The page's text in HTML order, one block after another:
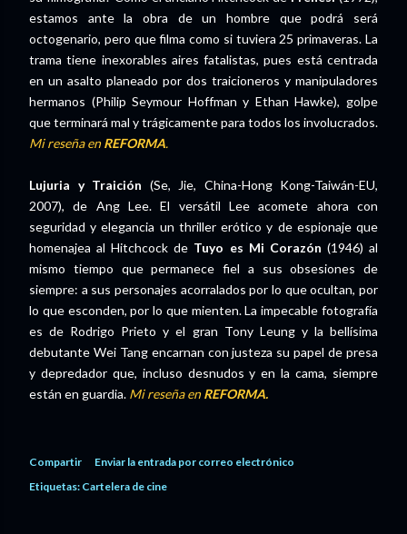
estamos ante la obra de un hombre que podrá será
octogenario, pero que filma como si tuviera 25 primaveras. La
trama tiene inexorables aires fatalistas, pues está centrada
en un asalto planeado por dos traicioneros y manipuladores
hermanos (Philip Seymour Hoffman y Ethan Hawke), golpe
que terminará mal y trágicamente para todos los involucrados.
Mi reseña enREFORMA.
Lujuria y Traición (Se, Jie, China-Hong Kong-Taiwán-EU,
2007), de Ang Lee. El versátil Lee acomete ahora con
seguridad y elegancia un thriller erótico y de espionaje que
homenajea al Hitchcock de Tuyo es Mi Corazón (1946) al
mismo tiempo que permanece fiel a sus obsesiones de
siempre: a sus personajes acorralados por lo que ocultan, por
lo que esconden, por lo que mienten. La impecable fotografía
es de Rodrigo Prieto y el gran Tony Leung y la bellísima
debutante Wei Tang encarnan con justeza su papel de presa
y depredador que, incluso desnudos y en la cama, siempre
están en guardia. Mi reseña enREFORMA.
Compartir
Enviar la entrada por correo electrónico
Etiquetas: Cartelera de cine